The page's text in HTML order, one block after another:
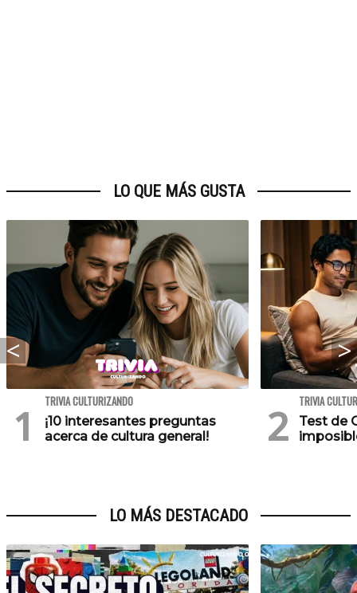
LO QUE MÁS GUSTA
TRIVIA CULTURIZANDO
¡10 interesantes preguntas
acerca de cultura general!
TRIVIA
Test de
LO MÁS DESTACADO